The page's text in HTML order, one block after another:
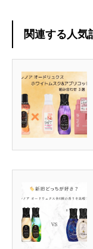
関連する人気